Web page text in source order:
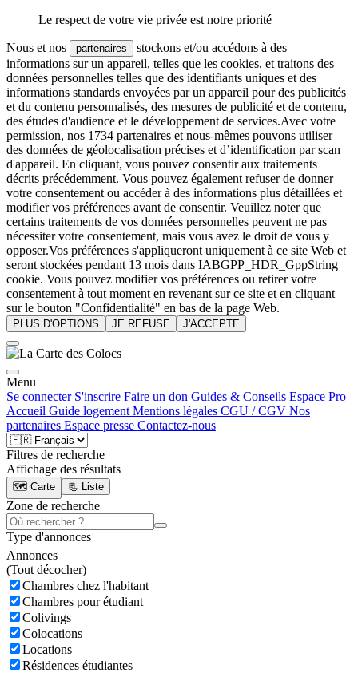
Le respect de votre vie privée est notre priorité
Nous et nos partenaires
stockons et/ou accédons à des
informations sur un appareil, telles que les cookies, et traitons des
données personnelles telles que des identifiants uniques et des
informations standards envoyées par un appareil pour des publicités
et du contenu personnalisés, des mesures de publicité et de contenu,
des études d'audience et le développement de services.Avec votre
permission, nos 1734 partenaires et nous-mêmes pouvons utiliser
des données de géolocalisation précises et d’identification par scan
d'appareil. En cliquant, vous pouvez consentir aux traitements
décrits précédemment. Vous pouvez également refuser de donner
votre consentement ou accéder à des informations plus détaillées et
modifier vos préférences avant de consentir. Veuillez noter que
certains traitements de vos données personnelles peuvent ne pas
nécessiter votre consentement, mais vous avez le droit de vous y
opposer.Vos préférences s'appliqueront uniquement à ce site Web et
seront stockées pendant 13 mois dans IABGPP_HDR_GppString
cookie. Vous pouvez modifier vos préférences ou retirer votre
consentement à tout moment en revenant sur ce site et en cliquant
sur le bouton "Confidentialité" en bas de la page Web.
PLUS D'OPTIONS JE REFUSE J'ACCEPTE
Menu
Se connecter S'inscrire Faire un don Guides & Conseils Espace Pro
Accueil Guide logement Mentions légales CGU / CGV Nos
partenaires Espace presse Contactez-nous
Filtres de recherche
Affichage des résultats
🗺️ Carte 📃 Liste
Zone de recherche
Type d'annonces
Annonces
(Tout décocher)
Chambres chez l'habitant
Chambres pour étudiant
Colivings
Colocations
Locations
Résidences étudiantes